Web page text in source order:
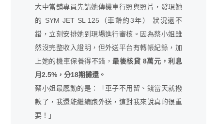
大中當舖專員先請她傳機車行照與照片，發現她
的 SYM JET SL 125（車齡約3年） 狀況還不
錯，立刻安排她到現場進行審核。因為蔡小姐雖
然沒完整收入證明，但外送平台有轉帳紀錄，加
上她的機車保養得不錯，最後核貸 8萬元，利息
月2.5%，分18期攤還。
蔡小姐最感動的是：「車子不用留、錢當天就撥
款了，我還能繼續跑外送，這對我來說真的很重
要！」